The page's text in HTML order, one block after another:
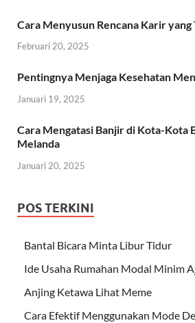
Cara Menyusun Rencana Karir yang
Februari 20, 2025
Pentingnya Menjaga Kesehatan
Januari 19, 2025
Cara Mengatasi Banjir di Kota-Kota
Melanda
Januari 20, 2025
POS TERKINI
Bantal Bicara Minta Libur Tidur
Ide Usaha Rumahan Modal Minim
Anjing Ketawa Lihat Meme
Cara Efektif Menggunakan Mode